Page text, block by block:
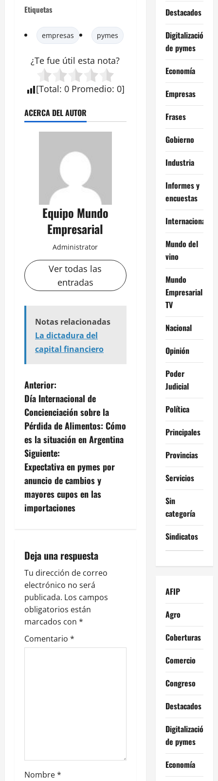
Etiquetas
empresas pymes
¿Te fue útil esta nota?
[Total: 0 Promedio: 0]
ACERCA DEL AUTOR
Equipo Mundo
Empresarial
Administrator
Ver todas las
entradas
Notas relacionadas
La dictadura del
capital financiero
N
a
v
e
g
a
c
ó
n
d
e
e
n
a
s
Anterior:
Día Internacional de
Concienciación sobre la
Pérdida de Alimentos: Cómo
es la situación en Argentina
Siguiente:
Expectativa en pymes por
anuncio de cambios y
mayores cupos en las
importaciones
Deja una respuesta
Tu dirección de correo
electrónico no será
publicada. Los campos
obligatorios están
marcados con *
Comentario *
Nombre*
Destacados
Digitalización
de pymes
Economía
Empresas
Frases
Gobierno
Industria
Informes y
encuestas
Internacional
Mundo del
vino
Mundo
Empresarial
TV
Nacional
Opinión
Poder
Judicial
Política
Principales
Provincias
Servicios
Sin
categoría
Sindicatos
AFIP
Agro
Coberturas
Comercio
Congreso
Destacados
Digitalización
de pymes
Economía